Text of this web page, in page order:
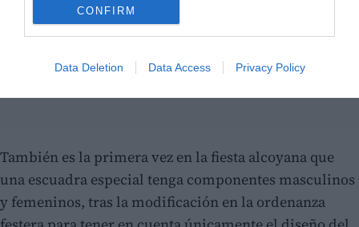
CONFIRM
Data Deletion Data Access Privacy Policy
También es la primera vez en la fiesta alcoyana que
una escuadra especial tenga componentes masculinos
y femeninos, tras la modificación en la ordenanza